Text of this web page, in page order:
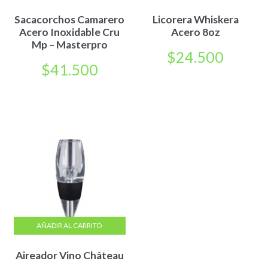
Sacacorchos Camarero
Acero Inoxidable Cru
Mp – Masterpro
$41.500
Licorera Whiskera
Acero 8oz
$24.500
Aireador Vino Château
AÑADIR AL CARRITO